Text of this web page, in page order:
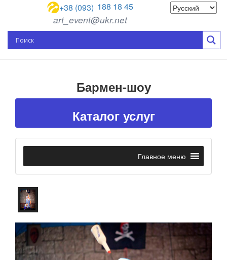
+38 (093) 188 18 45
art_event@ukr.net
Бармен-шоу
Каталог услуг
Главное меню